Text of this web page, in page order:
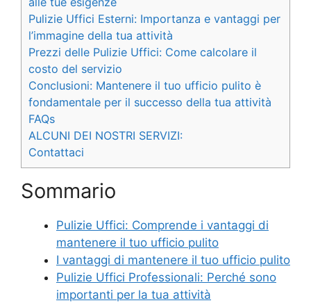
Pulizie Uffici Esterni: Importanza e vantaggi per
l’immagine della tua attività
Prezzi delle Pulizie Uffici: Come calcolare il
costo del servizio
Conclusioni: Mantenere il tuo ufficio pulito è
fondamentale per il successo della tua attività
FAQs
ALCUNI DEI NOSTRI SERVIZI:
Contattaci
Sommario
Pulizie Uffici: Comprende i vantaggi di
mantenere il tuo ufficio pulito
I vantaggi di mantenere il tuo ufficio pulito
Pulizie Uffici Professionali: Perché sono
importanti per la tua attività